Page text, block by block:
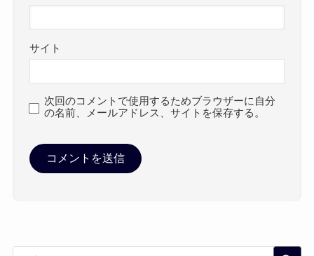
サイト
次回のコメントで使用するためブラウザーに自分
の名前、メールアドレス、サイトを保存する。